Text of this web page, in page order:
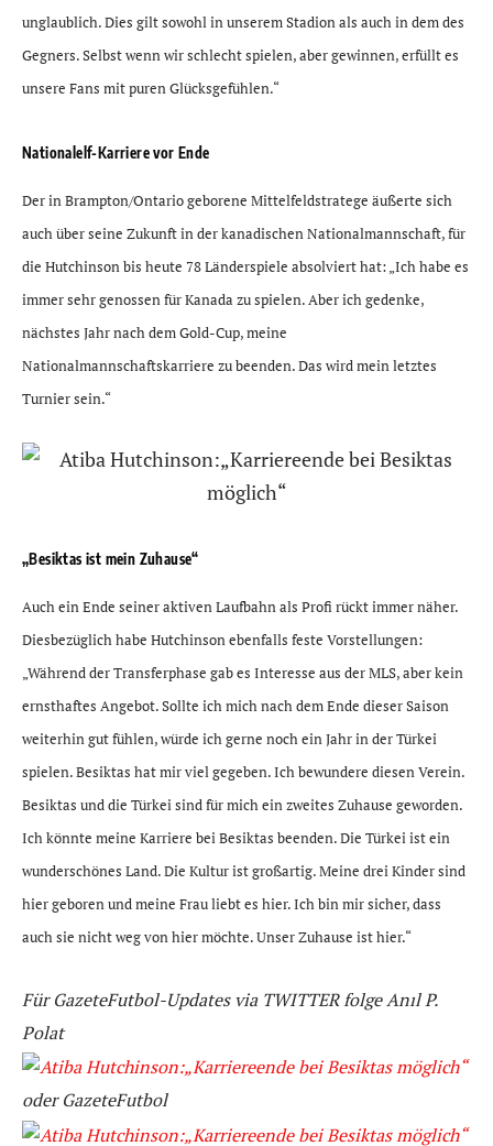
unglaublich. Dies gilt sowohl in unserem Stadion als auch in dem des
Gegners. Selbst wenn wir schlecht spielen, aber gewinnen, erfüllt es
unsere Fans mit puren Glücksgefühlen.“
Nationalelf-Karriere vor Ende
Der in Brampton/Ontario geborene Mittelfeldstratege äußerte sich
auch über seine Zukunft in der kanadischen Nationalmannschaft, für
die Hutchinson bis heute 78 Länderspiele absolviert hat: „Ich habe es
immer sehr genossen für Kanada zu spielen. Aber ich gedenke,
nächstes Jahr nach dem Gold-Cup, meine
Nationalmannschaftskarriere zu beenden. Das wird mein letztes
Turnier sein.“
„Besiktas ist mein Zuhause“
Auch ein Ende seiner aktiven Laufbahn als Profi rückt immer näher.
Diesbezüglich habe Hutchinson ebenfalls feste Vorstellungen:
„Während der Transferphase gab es Interesse aus der MLS, aber kein
ernsthaftes Angebot. Sollte ich mich nach dem Ende dieser Saison
weiterhin gut fühlen, würde ich gerne noch ein Jahr in der Türkei
spielen. Besiktas hat mir viel gegeben. Ich bewundere diesen Verein.
Besiktas und die Türkei sind für mich ein zweites Zuhause geworden.
Ich könnte meine Karriere bei Besiktas beenden. Die Türkei ist ein
wunderschönes Land. Die Kultur ist großartig. Meine drei Kinder sind
hier geboren und meine Frau liebt es hier. Ich bin mir sicher, dass
auch sie nicht weg von hier möchte. Unser Zuhause ist hier.“
Für GazeteFutbol-Updates via TWITTER folge Anıl P.
Polat
oder GazeteFutbol